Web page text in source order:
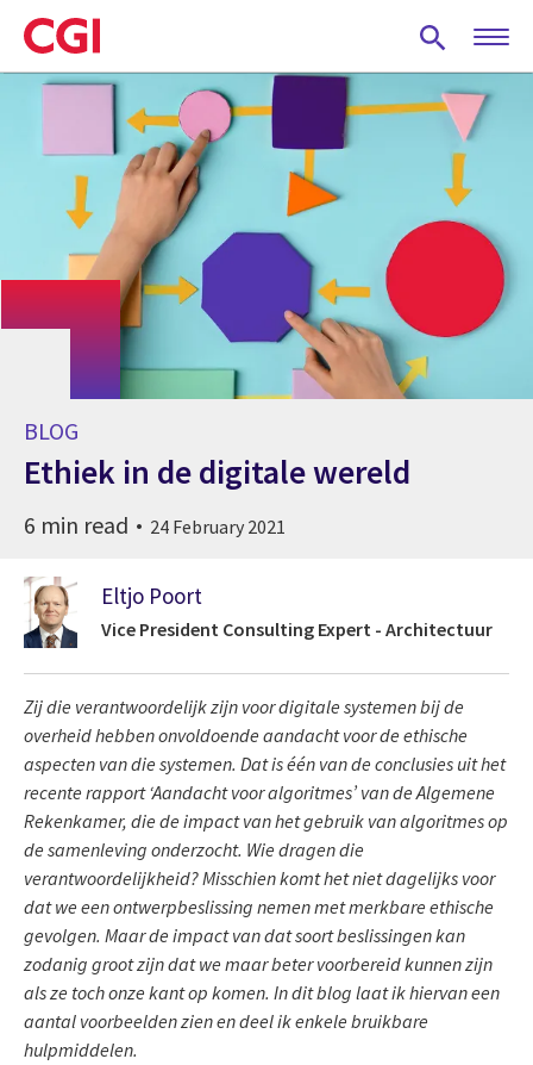
Skip
to
main
BLOG
Ethiek in de digitale wereld
6 min read 24 February 2021
Eltjo Poort
Vice President Consulting Expert - Architectuur
Zij die verantwoordelijk zijn voor digitale systemen bij de
overheid hebben onvoldoende aandacht voor de ethische
aspecten van die systemen. Dat is één van de conclusies uit het
recente rapport ‘Aandacht voor algoritmes’ van de Algemene
Rekenkamer, die de impact van het gebruik van algoritmes op
de samenleving onderzocht. Wie dragen die
verantwoordelijkheid? Misschien komt het niet dagelijks voor
dat we een ontwerpbeslissing nemen met merkbare ethische
gevolgen. Maar de impact van dat soort beslissingen kan
zodanig groot zijn dat we maar beter voorbereid kunnen zijn
als ze toch onze kant op komen. In dit blog laat ik hiervan een
aantal voorbeelden zien en deel ik enkele bruikbare
hulpmiddelen.